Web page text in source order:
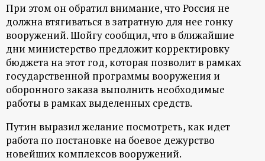
При этом он обратил внимание, что Россия не
должна втягиваться в затратную для нее гонку
вооружений. Шойгу сообщил, что в ближайшие
дни министерство предложит корректировку
бюджета на этот год, которая позволит в рамках
государственной программы вооружения и
оборонного заказа выполнить необходимые
работы в рамках выделенных средств.
Путин выразил желание посмотреть, как идет
работа по постановке на боевое дежурство
новейших комплексов вооружений.